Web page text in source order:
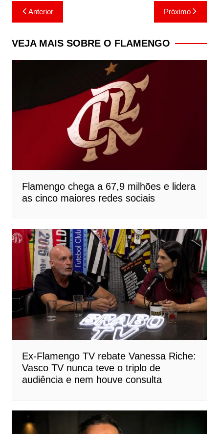
Navegação
de
Post
Anterior Próximo
VEJA MAIS SOBRE O FLAMENGO
Flamengo chega a 67,9 milhões e lidera
as cinco maiores redes sociais
Ex-Flamengo TV rebate Vanessa Riche:
Vasco TV nunca teve o triplo de
audiência e nem houve consulta